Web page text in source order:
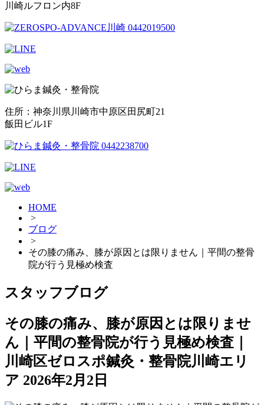
川崎ルフロン内8F
住所：神奈川県川崎市中原区田尻町21
飯田ビル1F
HOME
>
ブログ
>
その膝の痛み、膝が原因とは限りません｜平間の整骨
院が行う見極め検査
スタッフブログ
その膝の痛み、膝が原因とは限りませ
ん｜平間の整骨院が行う見極め検査｜
川崎区ゼロスポ鍼灸・整骨院川崎エリ
ア 2026年2月2日